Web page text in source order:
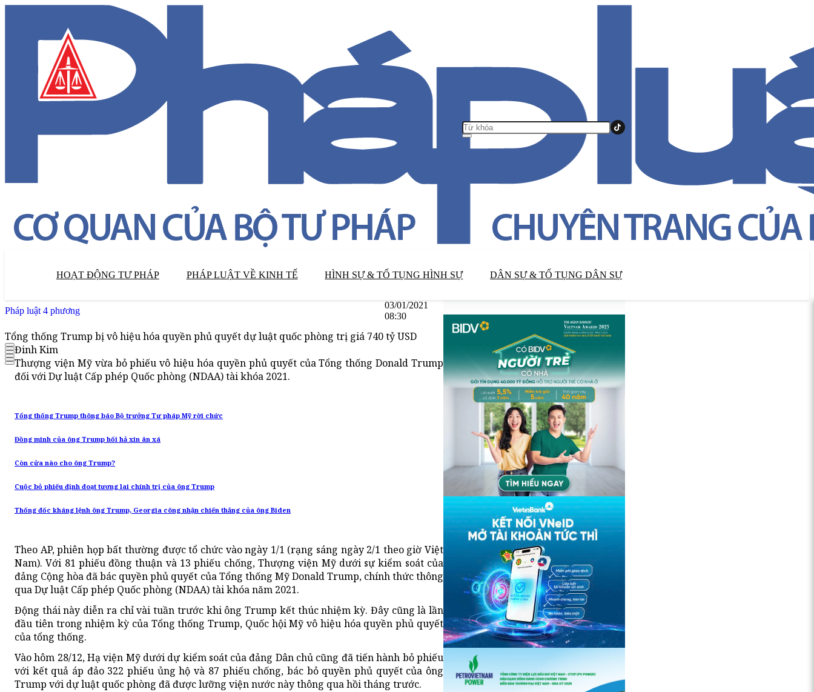
HOẠT ĐỘNG TƯ PHÁP PHÁP LUẬT VỀ KINH TẾ HÌNH SỰ & TỐ TỤNG HÌNH SỰ DÂN SỰ & TỐ TỤNG DÂN SỰ
Pháp luật 4 phương
03/01/2021
08:30
Tổng thống Trump bị vô hiệu hóa quyền phủ quyết dự luật quốc phòng trị giá 740 tỷ USD
Đinh Kim
Thượng viện Mỹ vừa bỏ phiếu vô hiệu hóa quyền phủ quyết của Tổng thống Donald Trump
đối với Dự luật Cấp phép Quốc phòng (NDAA) tài khóa 2021.
Tổng thống Trump thông báo Bộ trưởng Tư pháp Mỹ rời chức
Đồng minh của ông Trump hối hả xin ân xá
Còn cửa nào cho ông Trump?
Cuộc bỏ phiếu định đoạt tương lai chính trị của ông Trump
Thống đốc kháng lệnh ông Trump, Georgia công nhận chiến thắng của ông Biden
Theo AP, phiên họp bất thường được tổ chức vào ngày 1/1 (rạng sáng ngày 2/1 theo giờ Việt
Nam). Với 81 phiếu đồng thuận và 13 phiếu chống, Thượng viện Mỹ dưới sự kiểm soát của
đảng Cộng hòa đã bác quyền phủ quyết của Tổng thống Mỹ Donald Trump, chính thức thông
qua Dự luật Cấp phép Quốc phòng (NDAA) tài khóa năm 2021.
Động thái này diễn ra chỉ vài tuần trước khi ông Trump kết thúc nhiệm kỳ. Đây cũng là lần
đầu tiên trong nhiệm kỳ của Tổng thống Trump, Quốc hội Mỹ vô hiệu hóa quyền phủ quyết
của tổng thống.
Vào hôm 28/12, Hạ viện Mỹ dưới dự kiểm soát của đảng Dân chủ cũng đã tiến hành bỏ phiếu
với kết quả áp đảo 322 phiếu ủng hộ và 87 phiếu chống, bác bỏ quyền phủ quyết của ông
Trump với dự luật quốc phòng đã được lưỡng viện nước này thông qua hồi tháng trước.